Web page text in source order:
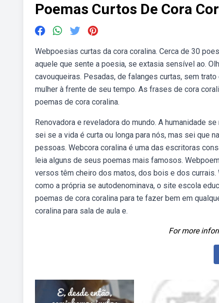
Poemas Curtos De Cora
Webpoesias curtas da cora coralina. Cerca de 30
aquele que sente a poesia, se extasia sensível ao.
cavouqueiras. Pesadas, de falanges curtas, sem
mulher à frente de seu tempo. As frases de cora
poemas de cora coralina.
Renovadora e reveladora do mundo. A humanidade
sei se a vida é curta ou longa para nós, mas sei que
pessoas. Webcora coralina é uma das escritoras
leia alguns de seus poemas mais famosos.
versos têm cheiro dos matos, dos bois e dos currais.
como a própria se autodenominava, o site escola
poemas de cora coralina para te fazer bem em
coralina para sala de aula e.
For more